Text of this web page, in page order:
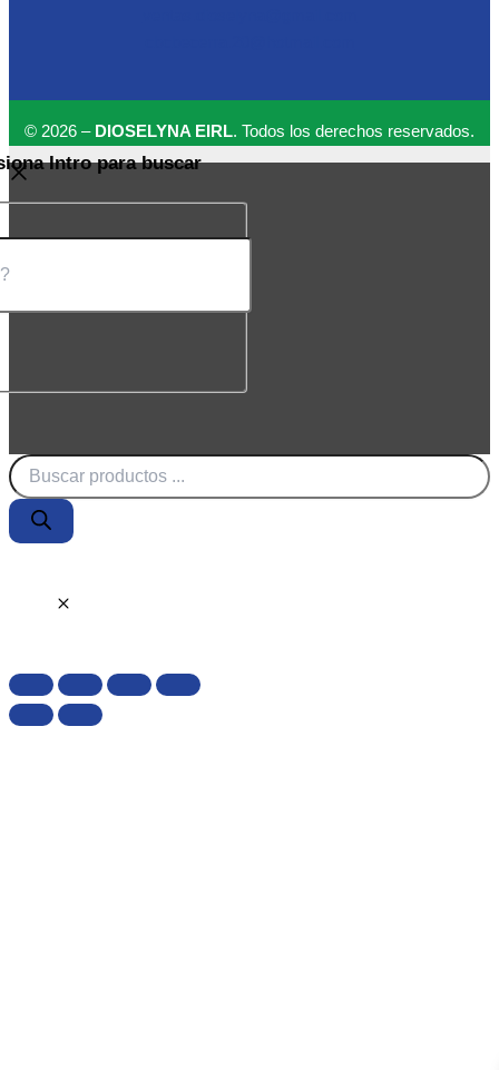
© 2026 – DIOSELYNA EIRL. Todos los derechos reservados.
Intro para buscar
Búsqueda
de
productos